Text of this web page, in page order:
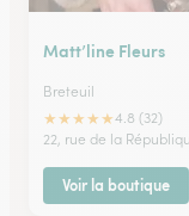
Matt’line Fleurs
Breteuil
★★★★★4.8 (32)
22, rue de la
Voir la boutique